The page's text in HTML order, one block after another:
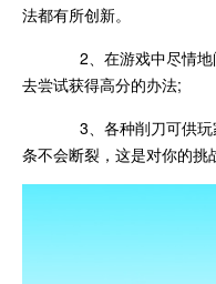
法都有所创新。
2、在游戏中尽情地
去尝试获得高分的办法;
3、各种削刀可供玩
条不会断裂，这是对你的挑